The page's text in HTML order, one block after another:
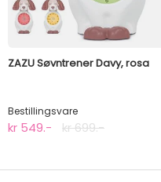
ZAZU Søvntrener Davy, rosa
Bestillingsvare
kr 549.- kr 699.-